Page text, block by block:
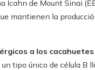
Icahn de Mount Sinai
mantienen la
a los cacahuetes
tipo único de célula B